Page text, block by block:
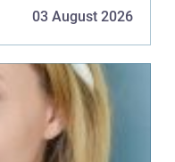
som julemanden at
03 August 2026